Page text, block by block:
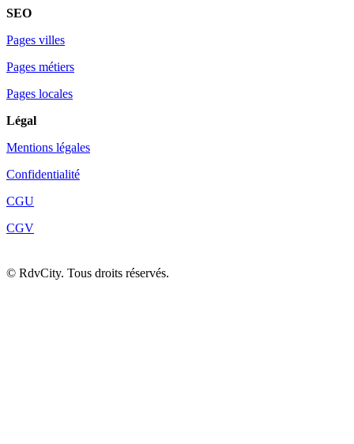
SEO
Pages villes
Pages métiers
Pages locales
Légal
Mentions légales
Confidentialité
CGU
CGV
© RdvCity. Tous droits réservés.